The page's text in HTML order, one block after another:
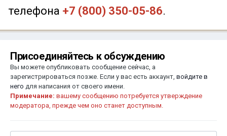
телефона +7 (800) 350-05-86.
Присоединяйтесь к обсуждению
Вы можете опубликовать сообщение сейчас, а
зарегистрироваться позже. Если у вас есть аккаунт, войдите в
него для написания от своего имени.
Примечание: вашему сообщению потребуется утверждение
модератора, прежде чем оно станет доступным.